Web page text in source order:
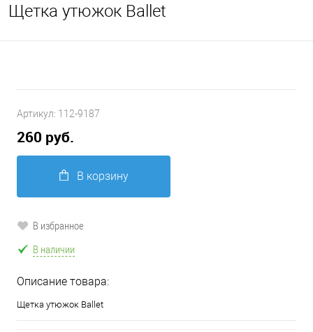
Щетка утюжок Ballet
Артикул: 112-9187
260 руб.
В корзину
В избранное
В наличии
Описание товара:
Щетка утюжок Ballet